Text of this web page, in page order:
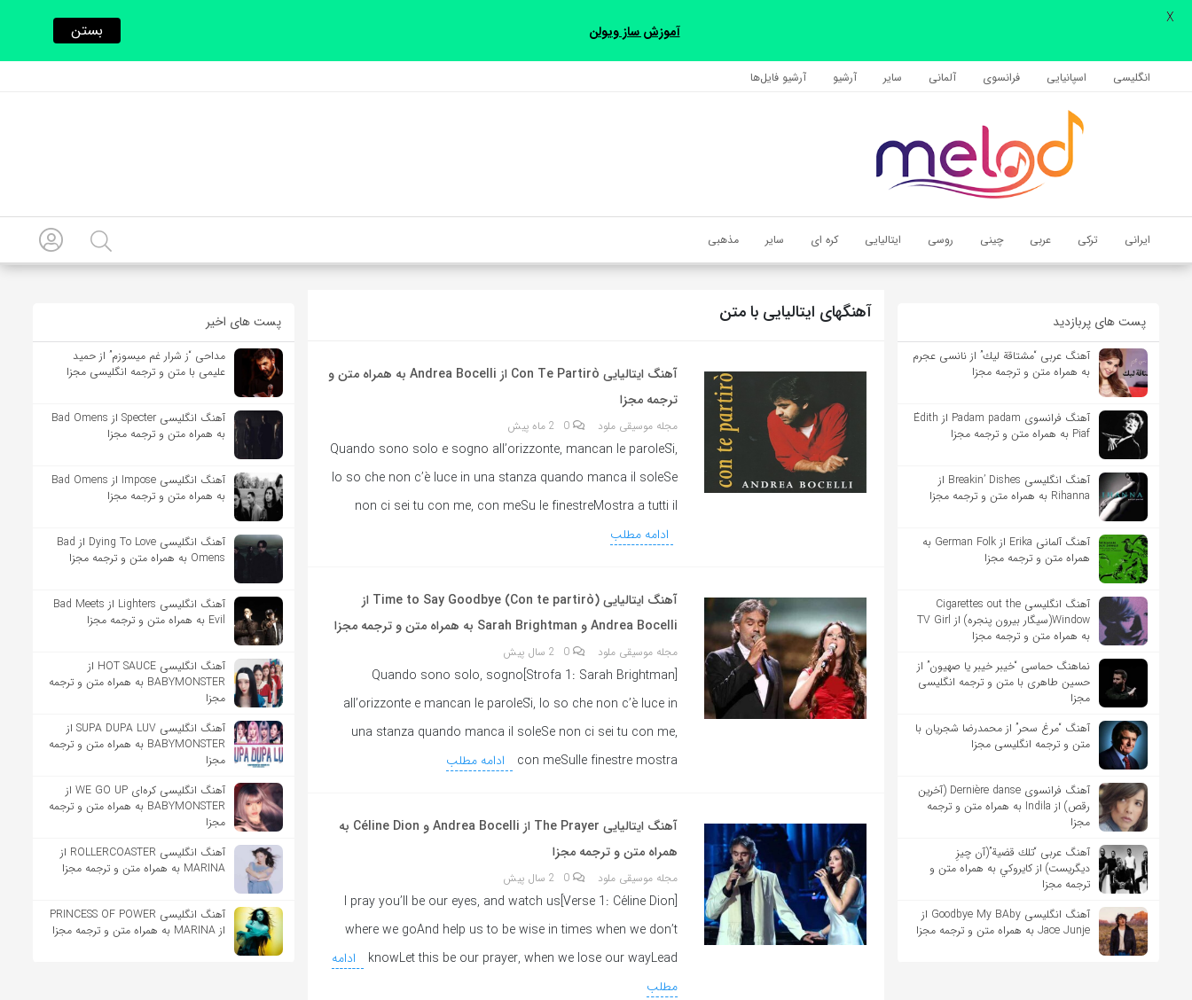
انگلیسی اسپانیایی فرانسوی آلمانی سایر آرشیو آرشیو فایل‌‎ها
ایرانی ترکی عربی چینی روسی ایتالیایی کره ای سایر مذهبی
اشتراک گذاری
با استفاده از روش‌های زیر می‌توانید این صفحه را با دوستان خود به
کپی لینک
پست های پربازدید
آهنگ عربی “مشتاقة لیك” از نانسی عجرم
به همراه متن و ترجمه مجزا
آهنگ فرانسوی Padam padam از Édith
Piaf به همراه متن و ترجمه مجزا
آهنگ انگلیسی Breakin’ Dishes از
Rihanna به همراه متن و ترجمه مجزا
آهنگ آلمانی Erika از German Folk به
همراه متن و ترجمه مجزا
آهنگ انگلیسی Cigarettes out the
Window(سیگار بیرون پنجره) از TV Girl
به همراه متن و ترجمه مجزا
نماهنگ حماسی “خیبر خیبر یا صهیون” از
حسین طاهری با متن و ترجمه انگلیسی
مجزا
آهنگ “مرغ سحر” از محمدرضا شجریان با
متن و ترجمه انگلیسی مجزا
آهنگ فرانسوی Dernière danse (آخرین
رقص) از Indila به همراه متن و ترجمه
مجزا
آهنگ عربی “تلك قضية”(آن چیزِ
دیگریست) از كايروكي به همراه متن و
ترجمه مجزا
آهنگ انگلیسی Goodbye My BAby از
Jace Junje به همراه متن و ترجمه مجزا
آهنگهای ایتالیایی با متن
آهنگ ایتالیایی Con Te Partirò از Andrea Bocelli به همراه متن و
ترجمه مجزا
مجله موسیقی ملود 0 2 ماه پیش
Quando sono solo e sogno all’orizzonte, mancan le paroleSì,
lo so che non c’è luce in una stanza quando manca il soleSe
non ci sei tu con me, con meSu le finestreMostra a tutti il
ادامه مطلب
آهنگ ایتالیایی Time to Say Goodbye (Con te partirò) از
Andrea Bocelli و Sarah Brightman به همراه متن و ترجمه مجزا
مجله موسیقی ملود 0 2 سال پیش
[Strofa 1: Sarah Brightman]Quando sono solo, sogno
all’orizzonte e mancan le paroleSì, lo so che non c’è luce in
una stanza quando manca il soleSe non ci sei tu con me,
con meSulle finestre mostra
ادامه مطلب
آهنگ ایتالیایی The Prayer از Andrea Bocelli و Céline Dion به
همراه متن و ترجمه مجزا
مجله موسیقی ملود 0 2 سال پیش
[Verse 1: Céline Dion]I pray you’ll be our eyes, and watch us
where we goAnd help us to be wise in times when we don’t
knowLet this be our prayer, when we lose our wayLead
ادامه
مطلب
پست های اخیر
مداحی “ز شرار غم میسوزم” از حمید
علیمی با متن و ترجمه انگلیسی مجزا
آهنگ انگلیسی Specter از Bad Omens
به همراه متن و ترجمه مجزا
آهنگ انگلیسی Impose از Bad Omens
به همراه متن و ترجمه مجزا
آهنگ انگلیسی Dying To Love از Bad
Omens به همراه متن و ترجمه مجزا
آهنگ انگلیسی Lighters از Bad Meets
Evil به همراه متن و ترجمه مجزا
آهنگ انگلیسی HOT SAUCE از
BABYMONSTER به همراه متن و ترجمه
مجزا
آهنگ انگلیسی SUPA DUPA LUV از
BABYMONSTER به همراه متن و ترجمه
مجزا
آهنگ انگلیسی کره‌ای WE GO UP از
BABYMONSTER به همراه متن و ترجمه
مجزا
آهنگ انگلیسی ROLLERCOASTER از
MARINA به همراه متن و ترجمه مجزا
آهنگ انگلیسی PRINCESS OF POWER
از MARINA به همراه متن و ترجمه مجزا
آموزش ساز ویولن بستن
X